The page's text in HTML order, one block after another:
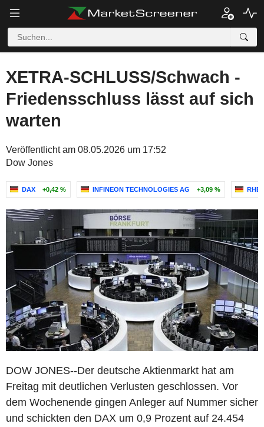
XETRA-SCHLUSS/Schwach -
Friedensschluss lässt auf sich
warten
Veröffentlicht am 08.05.2026 um 17:52
Dow Jones
DAX +0,42 % INFINEON TECHNOLOGIES AG +3,09 %
DOW JONES--Der deutsche Aktienmarkt hat am
Freitag mit deutlichen Verlusten geschlossen. Vor
dem Wochenende gingen Anleger auf Nummer sicher
und schickten den DAX um 0,9 Prozent auf 24.454